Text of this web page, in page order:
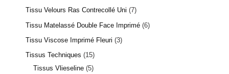
Tissu Velours Ras Contrecollé Uni 7
Tissu Matelassé Double Face Imprimé 6
Tissu Viscose Imprimé Fleuri 3
Tissus Techniques
15
Tissus Vlieseline 5